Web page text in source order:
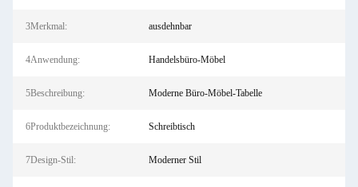
3Merkmal: ausdehnbar
4Anwendung: Handelsbüro-Möbel
5Beschreibung: Moderne Büro-Möbel-Tabelle
6Produktbezeichnung: Schreibtisch
7Design-Stil: Moderner Stil